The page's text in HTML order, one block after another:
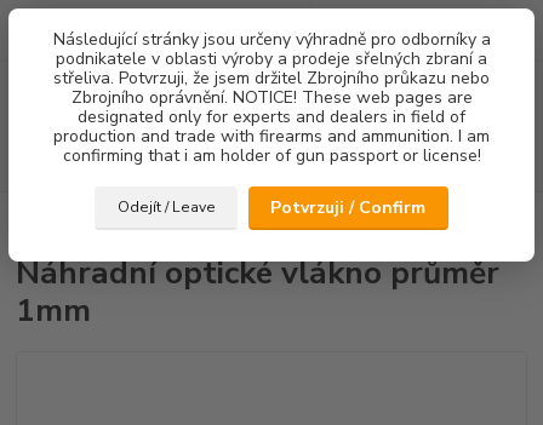
Následující stránky jsou určeny výhradně pro odborníky a
podnikatele v oblasti výroby a prodeje sřelných zbraní a
střeliva. Potvrzuji, že jsem držitel Zbrojního průkazu nebo
Zbrojního oprávnění. NOTICE! These web pages are
designated only for experts and dealers in field of
production and trade with firearms and ammunition. I am
confirming that i am holder of gun passport or license!
Odejít / Leave Potvrzuji / Confirm
Menu
Hledat
za0,00 Kč
Náhradní díly Náhradní optické vlákno průměr 1mm
Náhradní optické vlákno průměr
1mm